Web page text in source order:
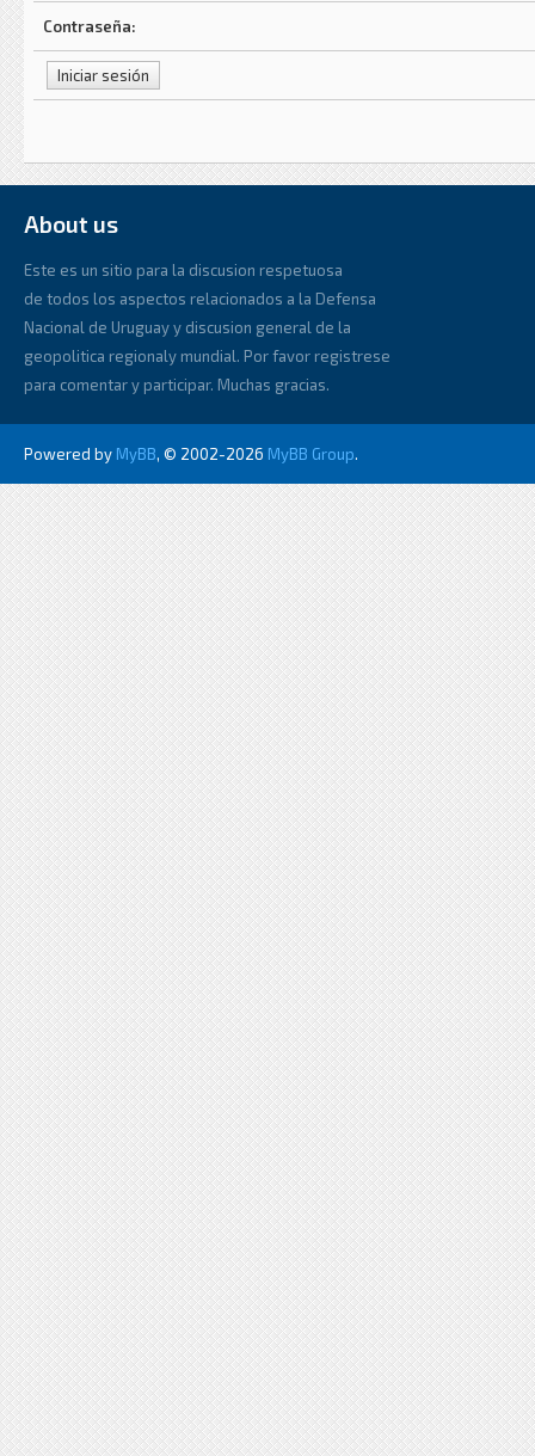
Contraseña:
About us
Este es un sitio para la discusion respetuosa
de todos los aspectos relacionados a la Defensa
Nacional de Uruguay y discusion general de la
geopolitica regionaly mundial. Por favor registrese
para comentar y participar. Muchas gracias.
Powered by MyBB, © 2002-2026 MyBB Group.